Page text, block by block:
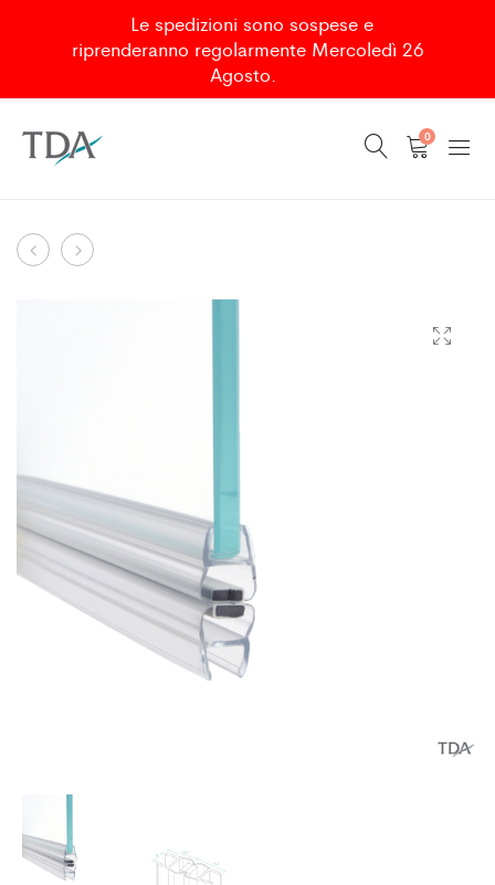
0
Product
BIPOLAR
DRAINAGE
Le spedizioni sono sospese e
riprenderanno regolarmente Mercoledì 26
Agosto.